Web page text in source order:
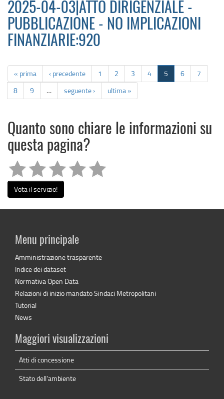
2025-04-03|ATTO DIRIGENZIALE -
PUBBLICAZIONE - NO IMPLICAZIONI
FINANZIARIE:920
« prima ‹ precedente 1 2 3 4 5 6
7
8
9 … seguente › ultima »
Quanto sono chiare le informazioni su
questa pagina?
Vota il servizio!
Menu principale
Amministrazione trasparente
Indice dei dataset
Normativa Open Data
Relazioni di inizio mandato Sindaci Metropolitani
Tutorial
News
Maggiori visualizzazioni
Atti di concessione
Stato dell'ambiente